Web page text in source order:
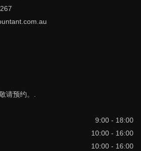
请预约。.
9:00 - 18:00
10:00 - 16:00
10:00 - 16:00